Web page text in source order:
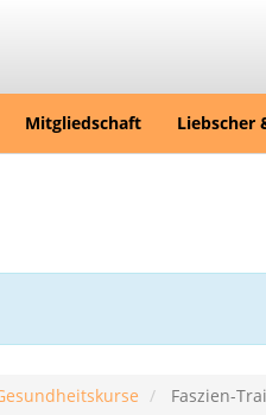
Mitgliedschaft Liebscher
Faszien-